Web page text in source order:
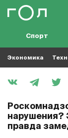
Спорт
Экономика
нарушения?
правда